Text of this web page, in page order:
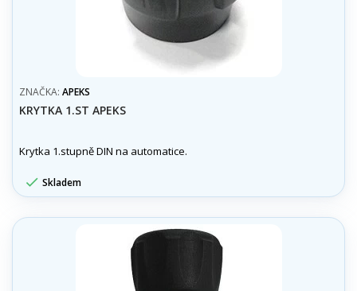
ZNAČKA: APEKS
KRYTKA 1.ST APEKS
Krytka 1.stupně DIN na automatice.
 Skladem